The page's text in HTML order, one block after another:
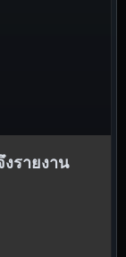
รายงาน